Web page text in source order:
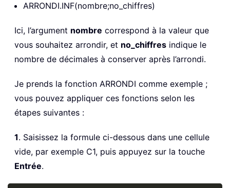
ARRONDI.INF(nombre;no_chiffres)
Ici, l’argument nombre correspond à la valeur que
vous souhaitez arrondir, et no_chiffres indique le
nombre de décimales à conserver après l’arrondi.
Je prends la fonction ARRONDI comme exemple ;
vous pouvez appliquer ces fonctions selon les
étapes suivantes :
1. Saisissez la formule ci-dessous dans une cellule
vide, par exemple C1, puis appuyez sur la touche
Entrée.